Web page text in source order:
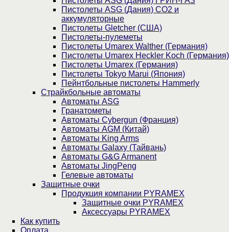
Пистолеты ASG (Дания) CO2 и
аккумуляторные
Пистолеты Gletcher (США)
Пистолеты-пулеметы
Пистолеты Umarex Walther (Германия)
Пистолеты Umarex Heckler Koch (Германия)
Пистолеты Umarex (Германия)
Пистолеты Tokyo Marui (Япония)
Пейнтбольные пистолеты Hammerly
Страйкбольные автоматы
Автоматы ASG
Гранатометы
Автоматы Cybergun (Франция)
Автоматы AGM (Китай)
Автоматы King Arms
Автоматы Galaxy (Тайвань)
Автоматы G&G Armanent
Автоматы JingPeng
Гелевые автоматы
Защитные очки
Продукция компании PYRAMEX
Защитные очки PYRAMEX
Аксессуары PYRAMEX
Как купить